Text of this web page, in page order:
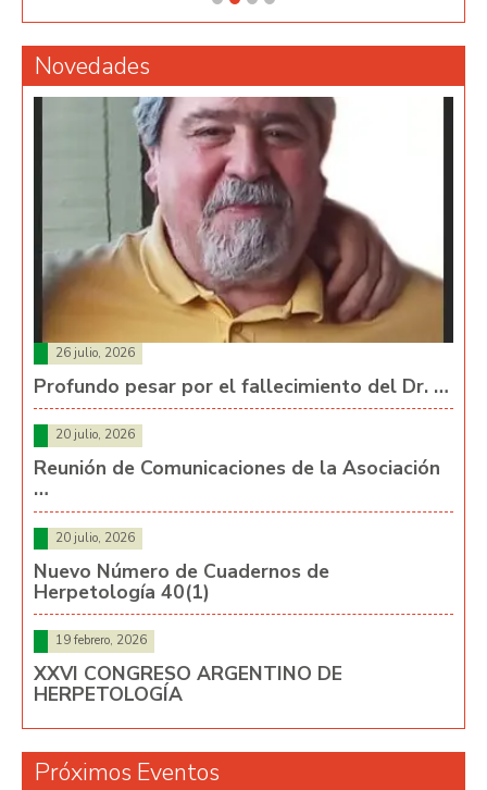
Novedades
26 julio, 2026
Profundo pesar por el fallecimiento del Dr. …
20 julio, 2026
Reunión de Comunicaciones de la Asociación
…
20 julio, 2026
Nuevo Número de Cuadernos de
Herpetología 40(1)
19 febrero, 2026
XXVI CONGRESO ARGENTINO DE
HERPETOLOGÍA
Próximos Eventos